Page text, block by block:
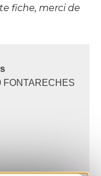
fiche, merci de
FONTARECHES